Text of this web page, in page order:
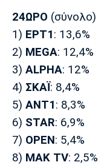
24ΩΡΟ (σύνολο)
1) ΕΡΤ1: 13,6%
2) MEGA: 12,4%
3) ALPHA: 12%
4) ΣΚΑΪ: 8,4%
5) ΑΝΤ1: 8,3%
6) STAR: 6,9%
7) OPEN: 5,4%
8) ΜΑΚ TV: 2,5%